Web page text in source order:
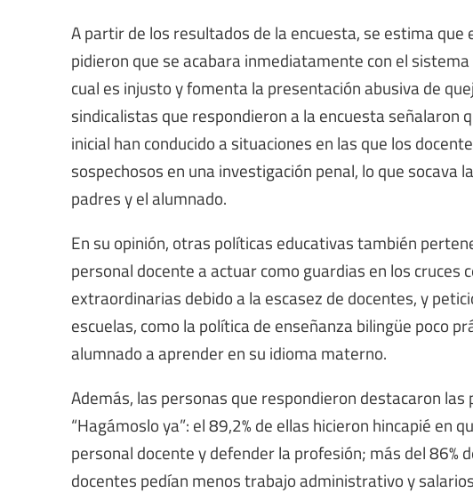
A partir de los resultados de la encuesta, se estima que
pidieron que se acabara inmediatamente con el
cual es injusto y fomenta la presentación abusiva de
sindicalistas que respondieron a la encuesta señalaron
inicial han conducido a situaciones en las que los
sospechosos en una investigación penal, lo que socava
padres y el alumnado.
En su opinión, otras políticas educativas también
personal docente a actuar como guardias en los cruces
extraordinarias debido a la escasez de docentes, y
escuelas, como la política de enseñanza bilingüe poco
alumnado a aprender en su idioma materno.
Además, las personas que respondieron destacaron
“Hagámoslo ya”: el 89,2% de ellas hicieron hincapié en
personal docente y defender la profesión; más del 86%
docentes pedían menos trabajo administrativo y